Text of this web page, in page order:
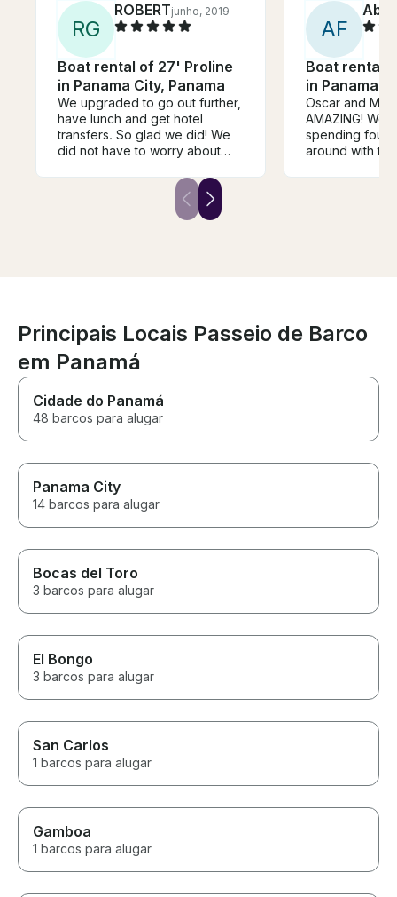
RG
ROBERTjunho, 2019
Boat rental of 27' Proline
in Panama City, Panama
We upgraded to go out further,
have lunch and get hotel
transfers. So glad we did! We
did not have to worry about
made us ceviche with our catch
speak very little Spanish but it
AF
Boat rental
in Panama
Oscar and
AMAZING! We
spending four
around with
Principais Locais Passeio de Barco
em Panamá
Cidade do Panamá
48 barcos para alugar
Panama City
14 barcos para alugar
Bocas del Toro
3 barcos para alugar
El Bongo
3 barcos para alugar
San Carlos
1 barcos para alugar
Gamboa
1 barcos para alugar